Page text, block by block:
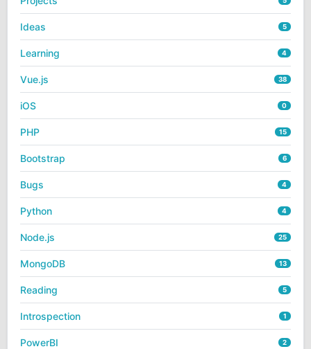
Ideas 5
Learning 4
Vue.js 38
iOS 0
PHP 15
Bootstrap 6
Bugs 4
Python 4
Node.js 25
MongoDB 13
Reading 5
Introspection 1
PowerBI 2